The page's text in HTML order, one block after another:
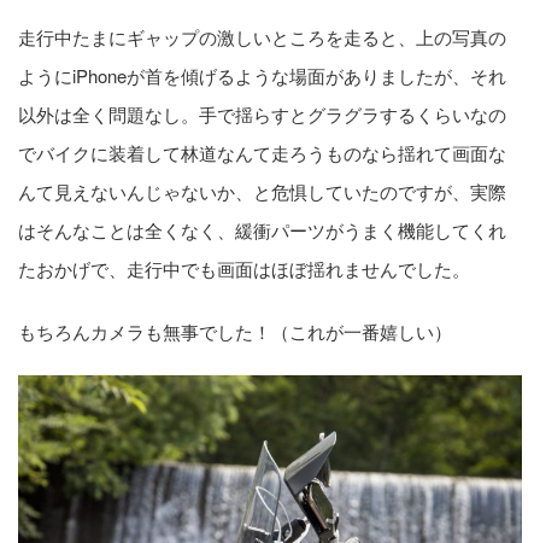
走行中たまにギャップの激しいところを走ると、上の写真の
ようにiPhoneが首を傾げるような場面がありましたが、それ
以外は全く問題なし。手で揺らすとグラグラするくらいなの
でバイクに装着して林道なんて走ろうものなら揺れて画面な
んて見えないんじゃないか、と危惧していたのですが、実際
はそんなことは全くなく、緩衝パーツがうまく機能してくれ
たおかげで、走行中でも画面はほぼ揺れませんでした。
もちろんカメラも無事でした！（これが一番嬉しい）